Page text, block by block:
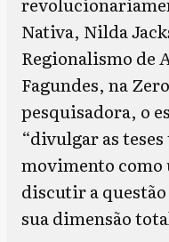
Nativa, Nilda
Regionalismo de
Fagundes, na
pesquisadora, o
“divulgar as
movimento
discutir a
sua dimensão